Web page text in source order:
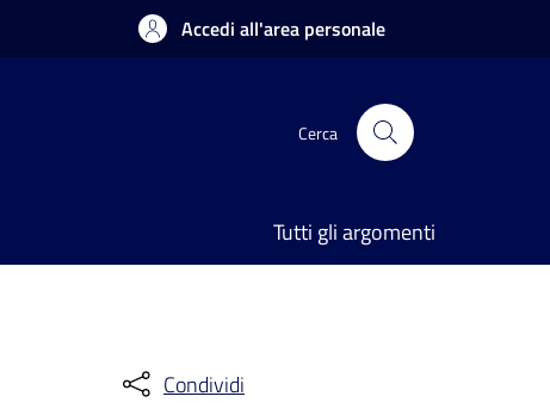
Accedi all'area personale
Cerca
Tutti gli argomenti
Condividi